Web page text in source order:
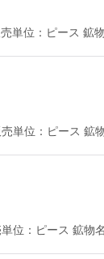
単位：ピース 鉱
単位：ピース 鉱
位：ピース 鉱物